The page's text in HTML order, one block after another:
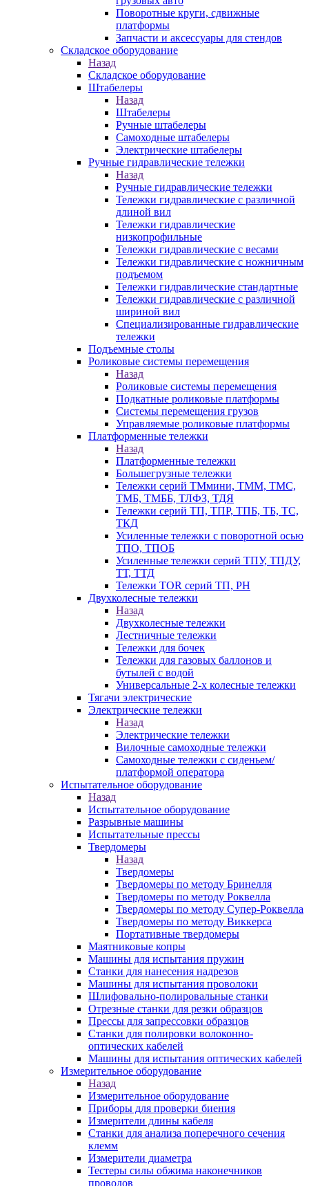
Поворотные круги, сдвижные
платформы
Запчасти и аксессуары для стендов
Складское оборудование
Назад
Складское оборудование
Штабелеры
Назад
Штабелеры
Ручные штабелеры
Самоходные штабелеры
Электрические штабелеры
Ручные гидравлические тележки
Назад
Ручные гидравлические тележки
Тележки гидравлические с различной
длиной вил
Тележки гидравлические
низкопрофильные
Тележки гидравлические с весами
Тележки гидравлические с ножничным
подъемом
Тележки гидравлические стандартные
Тележки гидравлические с различной
шириной вил
Специализированные гидравлические
тележки
Подъемные столы
Роликовые системы перемещения
Назад
Роликовые системы перемещения
Подкатные роликовые платформы
Системы перемещения грузов
Управляемые роликовые платформы
Платформенные тележки
Назад
Платформенные тележки
Большегрузные тележки
Тележки серий ТМмини, ТММ, ТМС,
ТМБ, ТМББ, ТЛФЗ, ТДЯ
Тележки серий ТП, ТПР, ТПБ, ТБ, ТС,
ТКД
Усиленные тележки с поворотной осью
ТПО, ТПОБ
Усиленные тележки серий ТПУ, ТПДУ,
ТТ, ТТД
Тележки TOR серий ТП, PH
Двухколесные тележки
Назад
Двухколесные тележки
Лестничные тележки
Тележки для бочек
Тележки для газовых баллонов и
бутылей с водой
Универсальные 2-х колесные тележки
Тягачи электрические
Электрические тележки
Назад
Электрические тележки
Вилочные самоходные тележки
Самоходные тележки с сиденьем/
платформой оператора
Испытательное оборудование
Назад
Испытательное оборудование
Разрывные машины
Испытательные прессы
Твердомеры
Назад
Твердомеры
Твердомеры по методу Бринелля
Твердомеры по методу Роквелла
Твердомеры по методу Супер-Роквелла
Твердомеры по методу Виккерса
Портативные твердомеры
Маятниковые копры
Машины для испытания пружин
Станки для нанесения надрезов
Машины для испытания проволоки
Шлифовально-полировальные станки
Отрезные станки для резки образцов
Прессы для запрессовки образцов
Станки для полировки волоконно-
оптических кабелей
Машины для испытания оптических кабелей
Измерительное оборудование
Назад
Измерительное оборудование
Приборы для проверки биения
Измерители длины кабеля
Станки для анализа поперечного сечения
клемм
Измерители диаметра
Тестеры силы обжима наконечников
проводов